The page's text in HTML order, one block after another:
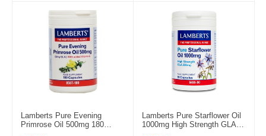
Lamberts Pure Evening
Primrose Oil 500mg 180
Lamberts Pure Starflower Oil
1000mg High Strength GLA